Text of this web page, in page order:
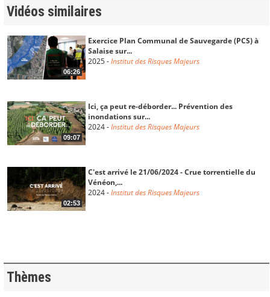
Vidéos similaires
06:26
Exercice Plan Communal de Sauvegarde (PCS) à
Salaise sur...
2025-Institut des Risques Majeurs
09:07
Ici, ça peut re-déborder... Prévention des
inondations sur...
2024-Institut des Risques Majeurs
02:53
C'est arrivé le 21/06/2024 - Crue torrentielle du
Vénéon,...
2024-Institut des Risques Majeurs
Thèmes